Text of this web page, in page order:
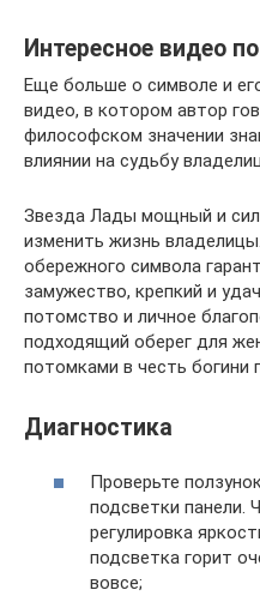
Интересное видео
Еще больше о символе и
видео, в котором автор
философском значении
влиянии на судьбу
Звезда Лады мощный и
изменить жизнь
обережного символа
замужество, крепкий и
потомство и личное
подходящий оберег для
потомками в честь богини
Диагностика
Проверьте
подсветки панели.
регулировка
подсветка горит
вовсе;